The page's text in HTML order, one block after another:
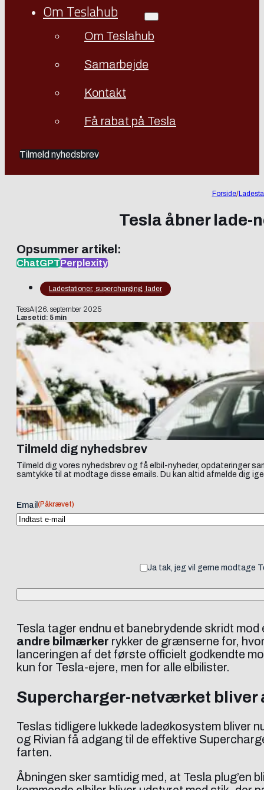
Om Teslahub
Om Teslahub
Samarbejde
Kontakt
Få rabat på Tesla
Tilmeld nyhedsbrev
Forside/
Tesla åbner
Opsummer artikel:
ChatGPTPerplexity
Ladestationer, supercharging, lader
TessAI 26. september 2025
Læsetid: 5 min
Tilmeld dig nyhedsbrev
Tilmeld dig vores nyhedsbrev og få elbil-nyheder, opdateringer
samtykke til at modtage disse emails. Du kan altid afmelde dig
Email (Påkrævet)
Ja tak, jeg vil gerne modtage
Tesla tager endnu et banebrydende skridt
andre bilmærker rykker de grænserne for,
lanceringen af det første officielt godkendte
kun for Tesla-ejere, men for alle elbilister.
Supercharger-netværket
Teslas tidligere lukkede ladeøkosystem bliver
og Rivian få adgang til de effektive
farten.
Åbningen sker samtidig med, at Tesla plug’en